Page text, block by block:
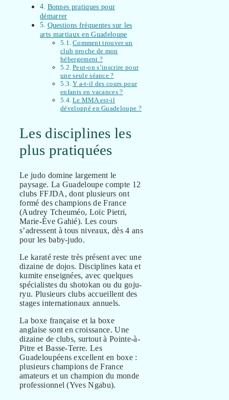
Bonnes pratiques pour
démarrer
Questions fréquentes sur les
arts martiaux en Guadeloupe
Comment trouver un
club proche de mon
hébergement ?
Peut-on s’inscrire pour
une seule séance ?
Y a-t-il des cours pour
enfants en vacances ?
Le MMA est-il
développé en Guadeloupe ?
Les disciplines les
plus pratiquées
Le judo domine largement le
paysage. La Guadeloupe compte 12
clubs FFJDA, dont plusieurs ont
formé des champions de France
(Audrey Tcheuméo, Loïc Pietri,
Marie-Ève Gahié). Les cours
s’adressent à tous niveaux, dès 4 ans
pour les baby-judo.
Le karaté reste très présent avec une
dizaine de dojos. Disciplines kata et
kumite enseignées, avec quelques
spécialistes du shotokan ou du goju-
ryu. Plusieurs clubs accueillent des
stages internationaux annuels.
La boxe française et la boxe
anglaise sont en croissance. Une
dizaine de clubs, surtout à Pointe-à-
Pitre et Basse-Terre. Les
Guadeloupéens excellent en boxe :
plusieurs champions de France
amateurs et un champion du monde
professionnel (Yves Ngabu).